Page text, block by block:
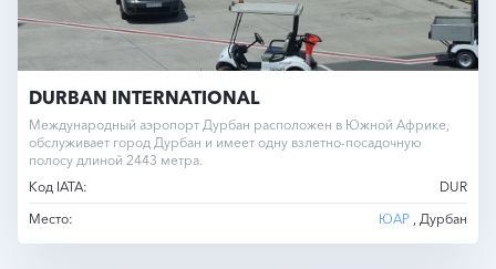
DURBAN INTERNATIONAL
Международный аэропорт Дурбан расположен в Южной Африке,
обслуживает город Дурбан и имеет одну взлетно-посадочную
полосу длиной 2443 метра.
Код IATA:
DUR
Место:
ЮАР , Дурбан